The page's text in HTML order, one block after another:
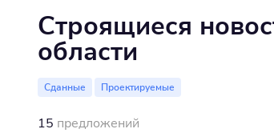
Строящиеся
области
Сданные Проектируемые
15 предложений